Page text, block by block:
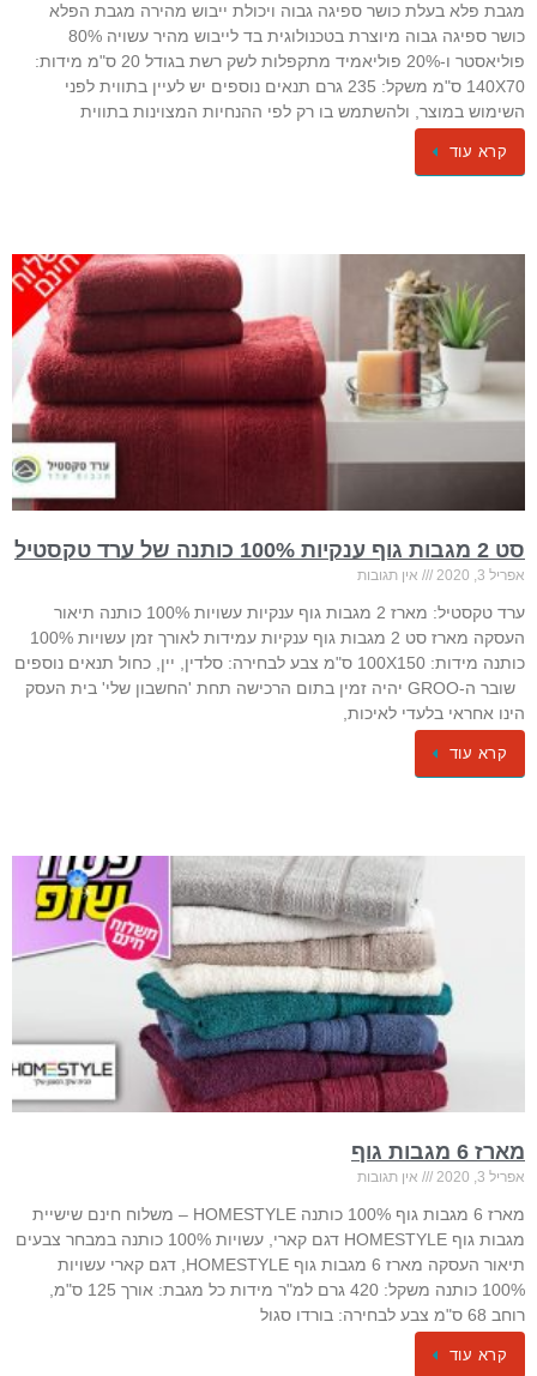
מגבת פלא בעלת כושר ספיגה גבוה ויכולת ייבוש מהירה מגבת הפלא
כושר ספיגה גבוה מיוצרת בטכנולוגית בד לייבוש מהיר עשויה 80%
פוליאסטר ו-20% פוליאמיד מתקפלות לשק רשת בגודל 20 ס"מ מידות:
140X70 ס"מ משקל: 235 גרם תנאים נוספים יש לעיין בתווית לפני
השימוש במוצר, ולהשתמש בו רק לפי ההנחיות המצוינות בתווית
קרא עוד
סט 2 מגבות גוף ענקיות 100% כותנה של ערד טקסטיל
אפריל 3, 2020 אין תגובות
ערד טקסטיל: מארז 2 מגבות גוף ענקיות עשויות 100% כותנה תיאור
העסקה מארז סט 2 מגבות גוף ענקיות עמידות לאורך זמן עשויות 100%
כותנה מידות: 100X150 ס"מ צבע לבחירה: סלדין, יין, כחול תנאים נוספים
שובר ה-GROO יהיה זמין בתום הרכישה תחת 'החשבון שלי' בית העסק
הינו אחראי בלעדי לאיכות,
קרא עוד
מארז 6 מגבות גוף
אפריל 3, 2020 אין תגובות
מארז 6 מגבות גוף 100% כותנה HOMESTYLE – משלוח חינם שישיית
מגבות גוף HOMESTYLE דגם קארי, עשויות 100% כותנה במבחר צבעים
תיאור העסקה מארז 6 מגבות גוף HOMESTYLE, דגם קארי עשויות
100% כותנה משקל: 420 גרם למ"ר מידות כל מגבת: אורך 125 ס"מ,
רוחב 68 ס"מ צבע לבחירה: בורדו סגול
קרא עוד